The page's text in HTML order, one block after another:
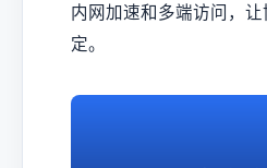
内网加速和多端访问，
定。